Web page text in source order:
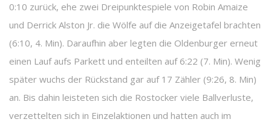
0:10 zurück, ehe zwei Dreipunktespiele von Robin Amaize
und Derrick Alston Jr. die Wölfe auf die Anzeigetafel brachten
(6:10, 4. Min). Daraufhin aber legten die Oldenburger erneut
einen Lauf aufs Parkett und enteilten auf 6:22 (7. Min). Wenig
später wuchs der Rückstand gar auf 17 Zähler (9:26, 8. Min)
an. Bis dahin leisteten sich die Rostocker viele Ballverluste,
verzettelten sich in Einzelaktionen und hatten auch im